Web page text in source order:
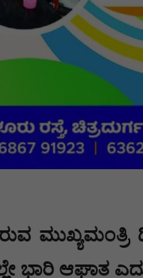
ಭಾರಿ ಆಘಾತ